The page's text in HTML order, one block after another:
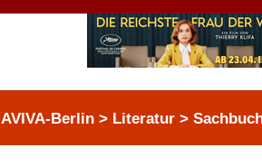
AVIVA-Berlin > Literatur >